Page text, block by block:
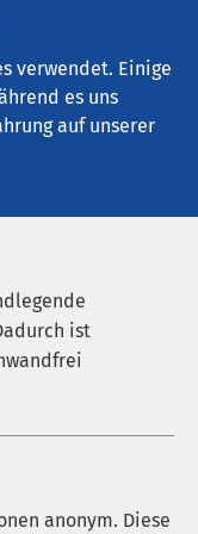
verwendet. Einige
es uns
auf unserer
ist
anonym. Diese
zu uns